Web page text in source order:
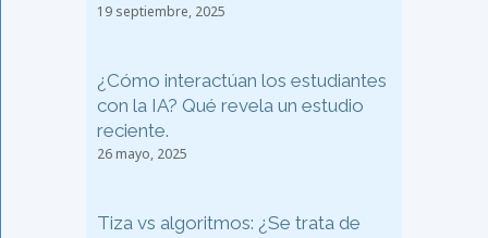
19 septiembre, 2025
¿Cómo interactúan los estudiantes
con la IA? Qué revela un estudio
reciente.
26 mayo, 2025
Tiza vs algoritmos: ¿Se trata de